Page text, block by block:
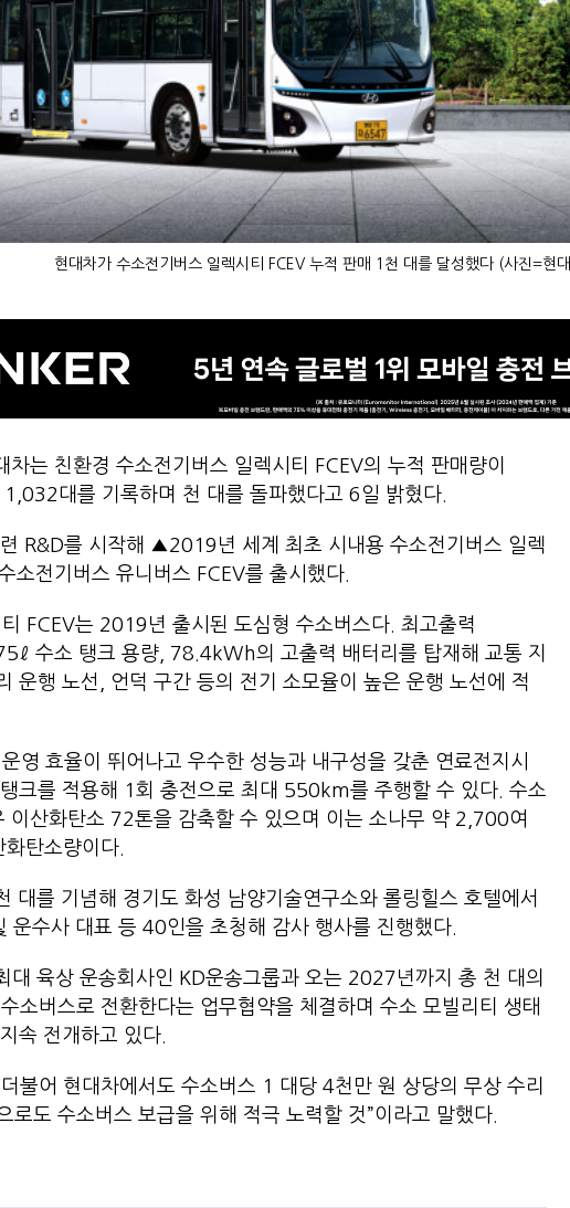
현대차가 수소전기버스 일렉시티 FCEV 누적 판매 1천 대를 달성했다 (사진=현
는 친환경 수소전기버스 일렉시티 FCEV의 누적 판매량이
대를 기록하며 천 대를 돌파했다고 6일 밝혔다.
R&D를 시작해 ▲2019년 세계 최초 시내용 수소전기버스 일렉
전기버스 유니버스 FCEV를 출시했다.
FCEV는 2019년 출시된 도심형 수소버스다. 최고출력
수소 탱크 용량, 78.4kWh의 고출력 배터리를 탑재해 교통 지
운행 노선, 언덕 구간 등의 전기 소모율이 높은 운행 노선에 적
영 효율이 뛰어나고 우수한 성능과 내구성을 갖춘 연료전지시
크를 적용해 1회 충전으로 최대 550km를 주행할 수 있다. 수소
이산화탄소 72톤을 감축할 수 있으며 이는 소나무 약 2,700여
탄소량이다.
대를 기념해 경기도 화성 남양기술연구소와 롤링힐스 호텔에서
운수사 대표 등 40인을 초청해 감사 행사를 진행했다.
대 육상 운송회사인 KD운송그룹과 오는 2027년까지 총 천 대의
소버스로 전환한다는 업무협약을 체결하며 수소 모빌리티 생태
속 전개하고 있다.
불어 현대차에서도 수소버스 1 대당 4천만 원 상당의 무상 수리
로도 수소버스 보급을 위해 적극 노력할 것”이라고 말했다.